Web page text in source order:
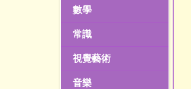
數學
常識
視覺藝術
音樂